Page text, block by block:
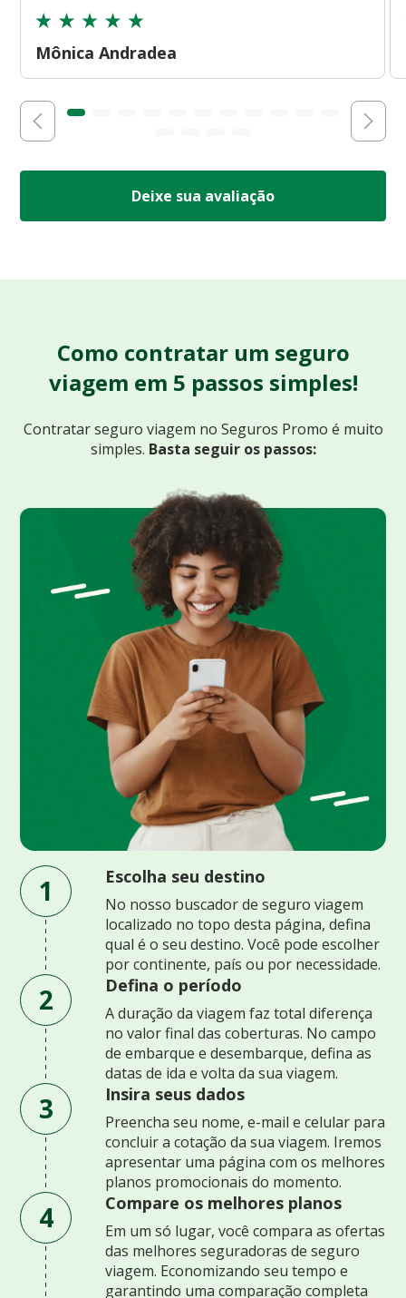
Mônica Andradea
Deixe sua avaliação
Como contratar um seguro
viagem em 5 passos simples!
Contratar seguro viagem no Seguros Promo é muito
simples. Basta seguir os passos:
1 Escolha seu destino
No nosso buscador de seguro viagem
localizado no topo desta página, defina
qual é o seu destino. Você pode escolher
por continente, país ou por necessidade.
2 Defina o período
A duração da viagem faz total diferença
no valor final das coberturas. No campo
de embarque e desembarque, defina as
datas de ida e volta da sua viagem.
3 Insira seus dados
Preencha seu nome, e-mail e celular para
concluir a cotação da sua viagem. Iremos
apresentar uma página com os melhores
planos promocionais do momento.
4 Compare os melhores planos
Em um só lugar, você compara as ofertas
das melhores seguradoras de seguro
viagem. Economizando seu tempo e
garantindo uma comparação completa